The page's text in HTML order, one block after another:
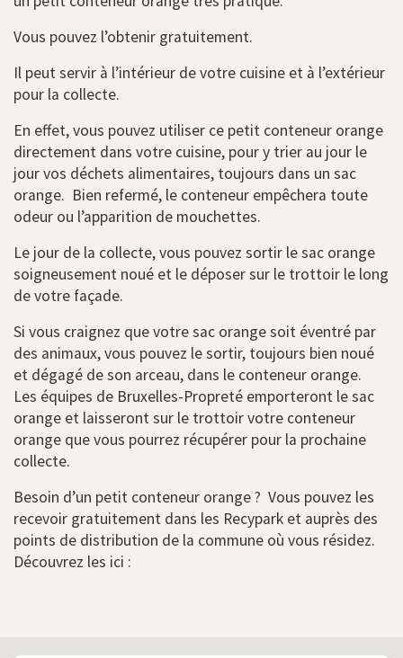
Vous pouvez l’obtenir gratuitement.
Il peut servir à l’intérieur de votre cuisine et à l’extérieur
pour la collecte.
En effet, vous pouvez utiliser ce petit conteneur orange
directement dans votre cuisine, pour y trier au jour le
jour vos déchets alimentaires, toujours dans un sac
orange. Bien refermé, le conteneur empêchera toute
odeur ou l’apparition de mouchettes.
Le jour de la collecte, vous pouvez sortir le sac orange
soigneusement noué et le déposer sur le trottoir le long
de votre façade.
Si vous craignez que votre sac orange soit éventré par
des animaux, vous pouvez le sortir, toujours bien noué
et dégagé de son arceau, dans le conteneur orange.
Les équipes de Bruxelles-Propreté emporteront le sac
orange et laisseront sur le trottoir votre conteneur
orange que vous pourrez récupérer pour la prochaine
collecte.
Besoin d’un petit conteneur orange ? Vous pouvez les
recevoir gratuitement dans les Recypark et auprès des
points de distribution de la commune où vous résidez.
Découvrez les ici :